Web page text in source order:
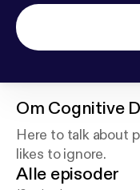
Om Cognitive
Here to talk about
likes to ignore.
Alle episoder